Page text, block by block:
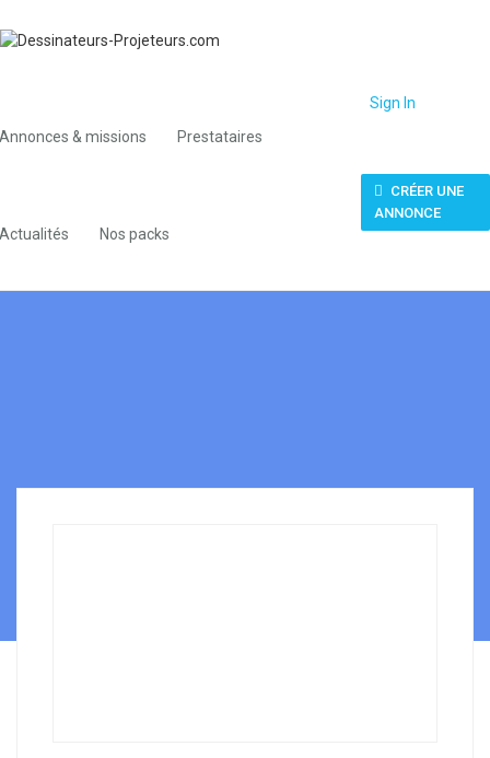
Annonces & missions Prestataires
Actualités Nos packs
Sign In
CRÉER UNE
ANNONCE